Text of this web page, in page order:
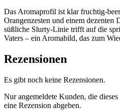
Das Aromaprofil ist klar fruchtig-
Orangenzesten und einem dezenten
süßliche Slurty-Linie trifft auf die
Vaters – ein Aromabild, das zum
Rezensionen
Es gibt noch keine Rezensionen.
Nur angemeldete Kunden, die
eine Rezension abgeben.